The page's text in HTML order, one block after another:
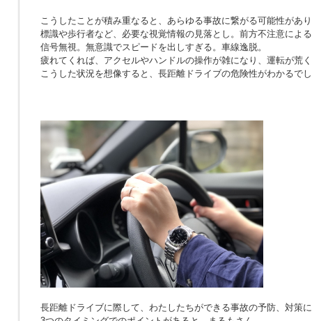
こうしたことが積み重なると、あらゆる事故に繋がる可能性があ
標識や歩行者など、必要な視覚情報の見落とし。前方不注意によ
信号無視。無意識でスピードを出しすぎる。車線逸脱。
疲れてくれば、アクセルやハンドルの操作が雑になり、運転が荒
こうした状況を想像すると、長距離ドライブの危険性がわかるで
長距離ドライブに際して、わたしたちができる事故の予防、対策